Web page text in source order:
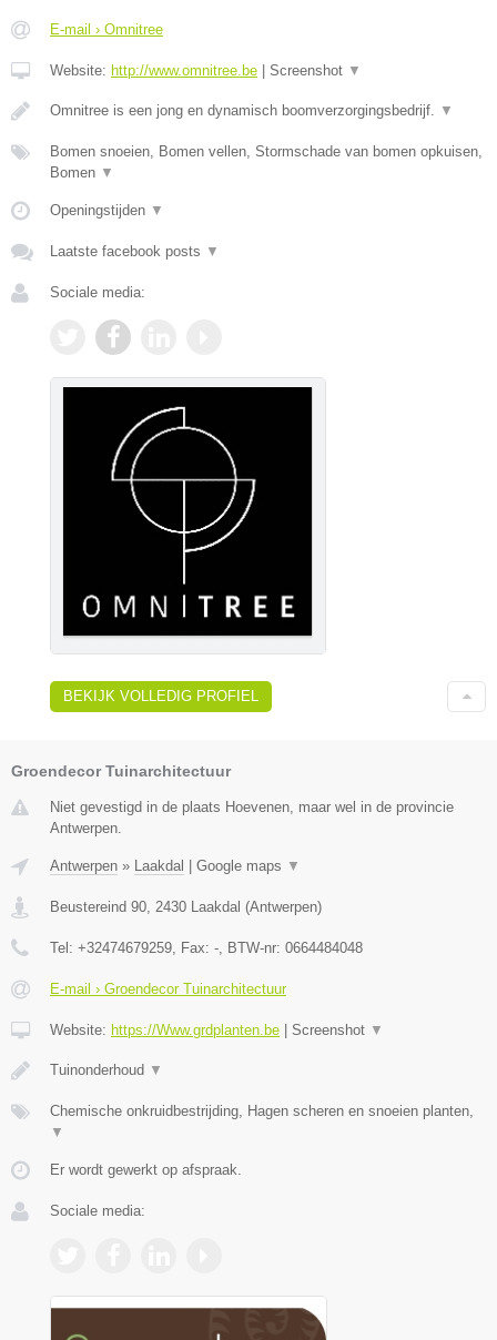
E-mail › Omnitree
Website: http://www.omnitree.be | Screenshot ▼
Omnitree is een jong en dynamisch boomverzorgingsbedrijf. ▼
Bomen snoeien, Bomen vellen, Stormschade van bomen opkuisen,
Bomen ▼
Openingstijden ▼
Laatste facebook posts ▼
Sociale media:
BEKIJK VOLLEDIG PROFIEL
Groendecor Tuinarchitectuur
Niet gevestigd in de plaats Hoevenen, maar wel in de provincie
Antwerpen.
Antwerpen » Laakdal | Google maps ▼
Beustereind 90 2430 Laakdal (Antwerpen)
Tel: +32474679259 , Fax: - , BTW-nr: 0664484048
E-mail › Groendecor Tuinarchitectuur
Website: https://Www.grdplanten.be | Screenshot ▼
Tuinonderhoud ▼
Chemische onkruidbestrijding, Hagen scheren en snoeien planten,
▼
Er wordt gewerkt op afspraak.
Sociale media: